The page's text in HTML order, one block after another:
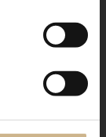
001